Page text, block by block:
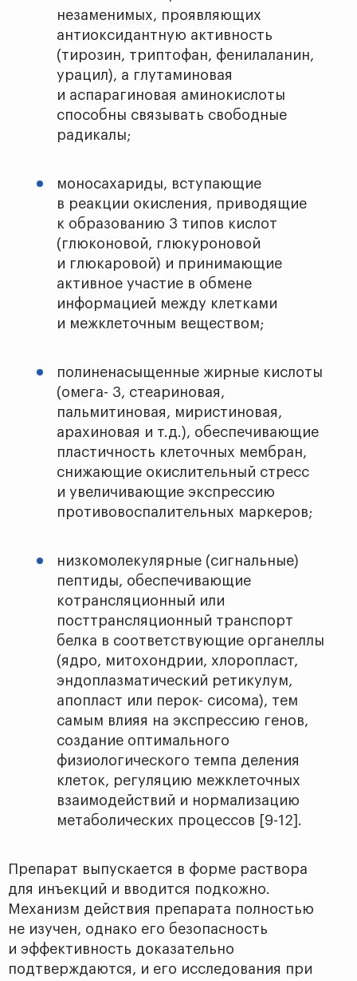
незаменимых, проявляющих
антиоксидантную активность
(тирозин, триптофан, фенилаланин,
урацил), а глутаминовая
и аспарагиновая аминокислоты
способны связывать свободные
радикалы;
моносахариды, вступающие
в реакции окисления, приводящие
к образованию 3 типов кислот
(глюконовой, глюкуроновой
и глюкаровой) и принимающие
активное участие в обмене
информацией между клетками
и межклеточным веществом;
полиненасыщенные жирные кислоты
(омега- 3, стеариновая,
пальмитиновая, миристиновая,
арахиновая и т.д.), обеспечивающие
пластичность клеточных мембран,
снижающие окислительный стресс
и увеличивающие экспрессию
противовоспалительных маркеров;
низкомолекулярные (сигнальные)
пептиды, обеспечивающие
котрансляционный или
посттрансляционный транспорт
белка в соответствующие органеллы
(ядро, митохондрии, хлоропласт,
эндоплазматический ретикулум,
апопласт или перок- сисома), тем
самым влияя на экспрессию генов,
создание оптимального
физиологического темпа деления
клеток, регуляцию межклеточных
взаимодействий и нормализацию
метаболических процессов [9-12].
Препарат выпускается в форме раствора
для инъекций и вводится подкожно.
Механизм действия препарата полностью
не изучен, однако его безопасность
и эффективность доказательно
подтверждаются, и его исследования при